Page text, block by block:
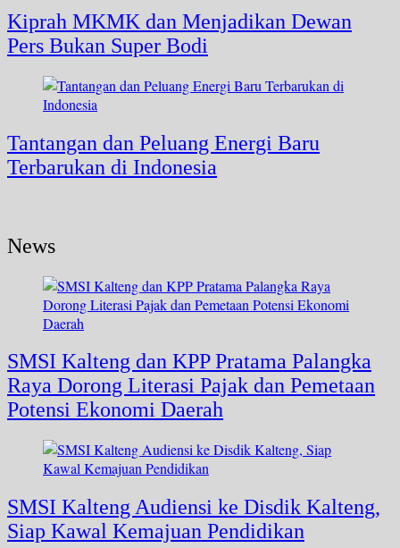
Kiprah MKMK dan Menjadikan Dewan
Pers Bukan Super Bodi
Tantangan dan Peluang Energi Baru
Terbarukan di Indonesia
News
SMSI Kalteng dan KPP Pratama Palangka
Raya Dorong Literasi Pajak dan Pemetaan
Potensi Ekonomi Daerah
SMSI Kalteng Audiensi ke Disdik Kalteng,
Siap Kawal Kemajuan Pendidikan